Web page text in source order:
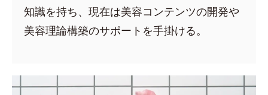
知識を持ち、現在は美容コンテンツの開発や
美容理論構築のサポートを手掛ける。